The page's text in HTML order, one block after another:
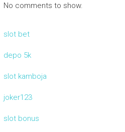
No comments to show.
slot bet
depo 5k
slot kamboja
joker123
slot bonus